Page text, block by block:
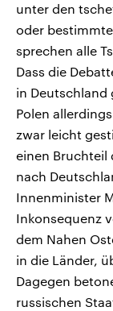
unter den
oder
sprechen alle
Dass die
in
Polen
zwar leicht
einen Bruchteil
nach
Innenminister
Inkonsequenz
dem Nahen
in die Länder,
Dagegen
russischen